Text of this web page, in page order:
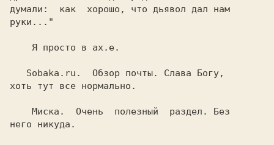
думали:  как  хорошо, что дьявол дал нам
руки..."
хоть тут все нормально.
него никуда.